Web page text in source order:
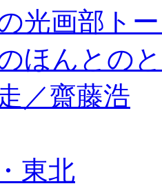
光画部ト
ほんとの
／齋藤浩
東北